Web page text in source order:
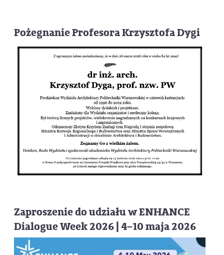
Pożegnanie Profesora Krzysztofa Dygi
Zaproszenie do udziału w ENHANCE
Dialogue Week 2026 | 4–10 maja 2026